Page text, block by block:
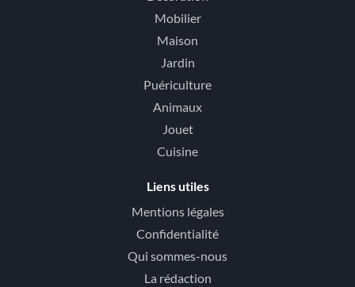
Mobilier
Maison
Jardin
Puériculture
Animaux
Jouet
Cuisine
Liens utiles
Mentions légales
Confidentialité
Qui sommes-nous
La rédaction